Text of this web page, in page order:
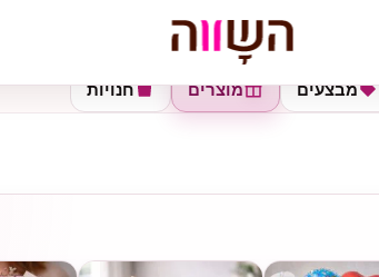
חנויות מוצרים מבצעים